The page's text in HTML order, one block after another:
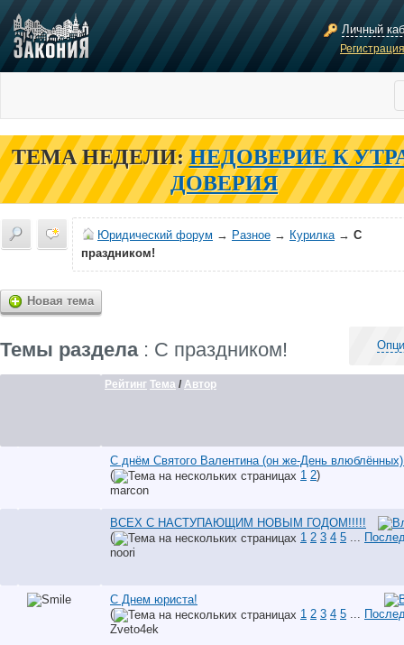
Личный
ТЕМА НЕДЕЛИ: НЕДОВЕРИЕ К
ДОВЕРИЯ
Юридический форум → Разное → Курилка→ С
праздником!
Новая тема
Темы раздела: С праздником!
Рейтинг Тема / Автор
С днём Святого Валентина (он же-День
(
1 2)
marcon
ВСЕХ С НАСТУПАЮЩИМ НОВЫМ ГОДОМ!!!!!
(
1 2 3 4 5 ...
noori
С Днем юриста!
(
1 2 3 4 5 ...
Zveto4ek